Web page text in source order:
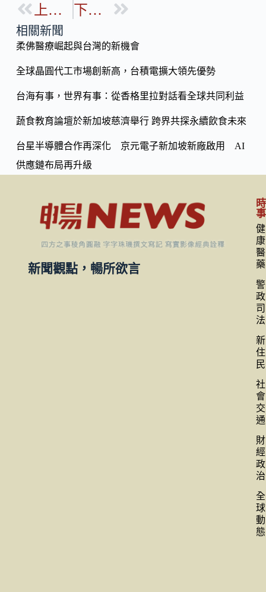
b
o
k
p
Li
n
k
上一篇 下一篇
相關新聞
柔佛醫療崛起與台灣的新機會
全球晶圓代工市場創新高，台積電擴大領先優勢
台海有事，世界有事：從香格里拉對話看全球共同利益
蔬食教育論壇於新加坡慈濟舉行 跨界共探永續飲食未來
台星半導體合作再深化 京元電子新加坡新廠啟用 AI
供應鏈布局再升級
新聞觀點，暢所欲言
時
事
健
康
醫
藥
警
政
司
法
新
住
民
社
會
交
通
財
經
政
治
全
球
動
態